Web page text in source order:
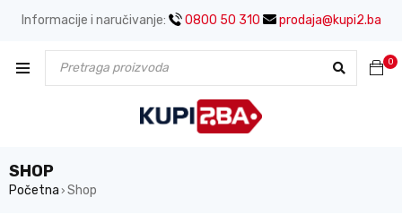
Informacije i naručivanje: 0800 50 310 prodaja@kupi2.ba
0
SHOP
Početna › Shop